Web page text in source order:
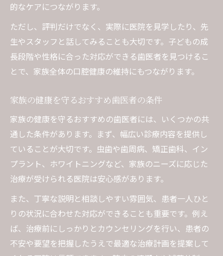
的なケアにつながります。
ただし、評判だけでなく、実際に医院を見学したり、先
生やスタッフと話してみることも大切です。子どもの成
長段階や性格に合った対応ができる歯医者を見つけるこ
とで、家族全体の口腔健康の維持にもつながります。
家族の健康を守るおすすめ歯医者の条件
家族の健康を守るおすすめの歯医者には、いくつかの共
通した条件があります。まず、幅広い診療内容を提供し
ていることが大切です。虫歯や歯周病、矯正歯科、イン
プラント、ホワイトニングなど、家族のニーズに応じた
治療が受けられる医院は安心感があります。
また、丁寧な説明と相談しやすい雰囲気、患者一人ひと
りの状況に合わせた対応ができることも重要です。例え
ば、治療前にしっかりとカウンセリングを行い、患者の
不安や要望を把握したうえで最適な治療計画を提案して